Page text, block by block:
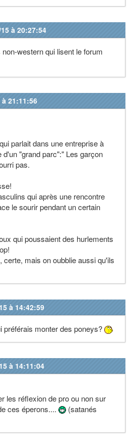
à 20:27:54
western qui lisent le forum
21:11:56
parlait dans une entreprise à
d'un "grand parc":" Les garçon
pas.
qui après une rencontre
le sourir pendant un certain
qui poussaient des hurlements
certe, mais on oubblie aussi qu'ils
à 14:42:59
préférais monter des poneys?
à 14:11:04
les réflexion de pro ou non sur
ces éperons....
(satanés